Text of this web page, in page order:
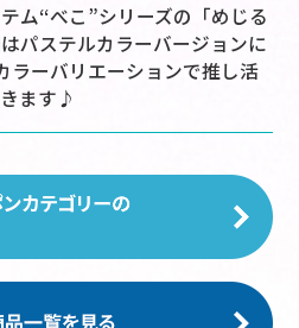
ム“べこ”シリーズの「めじる
パステルカラーバージョンに
ラーバリエーションで推し活
ます♪